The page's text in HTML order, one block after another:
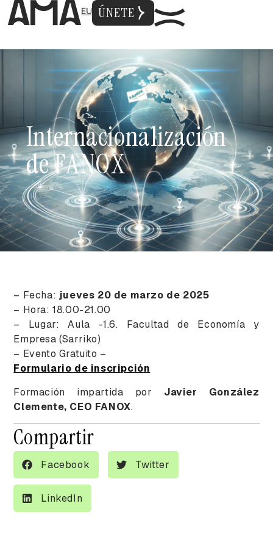
EU ÚNETE
Internacionalización
deFANOX
– Fecha: jueves 20 de marzo de 2025
– Hora: 18.00-21.00
– Lugar: Aula -1.6. Facultad de Economía y
Empresa (Sarriko)
– Evento Gratuito –
Formulario de inscripción
Formación impartida por Javier González
Clemente, CEO FANOX.
Compartir
Facebook Twitter
LinkedIn